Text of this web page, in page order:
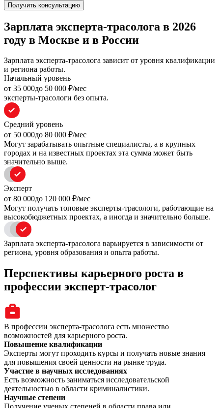
Получить консультацию
Зарплата эксперта-трасолога в 2026
году в Москве и в России
Зарплата эксперта-трасолога зависит от уровня квалификации
и региона работы.
Начальный уровень
oт 35 000до 50 000 ₽/мес
эксперты-трасологи без опыта.
Средний уровень
oт 50 000до 80 000 ₽/мес
Могут зарабатывать опытные специалисты, а в крупных
городах и на известных проектах эта сумма может быть
значительно выше.
Эксперт
oт 80 000до 120 000 ₽/мес
Могут получать топовые эксперты-трасологи, работающие на
высокобюджетных проектах, а иногда и значительно больше.
Зарплата эксперта-трасолога варьируется в зависимости от
региона, уровня образования и опыта работы.
Перспективы карьерного роста в
профессии эксперт-трасолог
В профессии эксперта-трасолога есть множество
возможностей для карьерного роста.
Повышение квалификации
Эксперты могут проходить курсы и получать новые знания
для повышения своей ценности на рынке труда.
Участие в научных исследованиях
Есть возможность заниматься исследовательской
деятельностью в области криминалистики.
Научные степени